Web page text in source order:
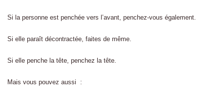
Si la personne est penchée vers l’avant, penchez-vous également.
Si elle paraît décontractée, faites de même.
Si elle penche la tête, penchez la tête.
Mais vous pouvez aussi :